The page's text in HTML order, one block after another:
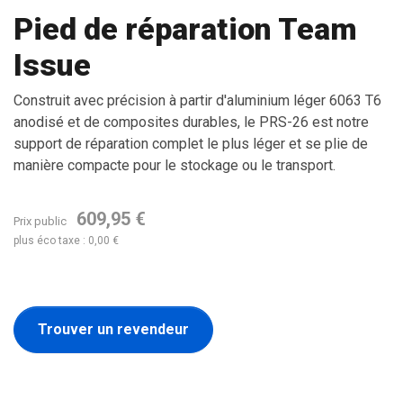
Pied de réparation Team
Issue
Construit avec précision à partir d'aluminium léger 6063 T6
anodisé et de composites durables, le PRS-26 est notre
support de réparation complet le plus léger et se plie de
manière compacte pour le stockage ou le transport.
Prix public 609,95 €
plus éco taxe : 0,00 €
Trouver un revendeur